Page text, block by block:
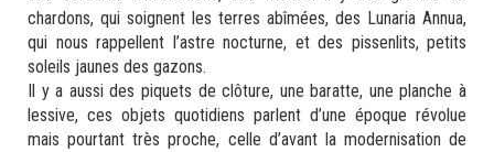
chardons, qui soignent les terres abîmées, des Lunaria Annua,
qui nous rappellent l’astre nocturne, et des pissenlits, petits
soleils jaunes des gazons.
Il y a aussi des piquets de clôture, une baratte, une planche à
lessive, ces objets quotidiens parlent d’une époque révolue
mais pourtant très proche, celle d’avant la modernisation de